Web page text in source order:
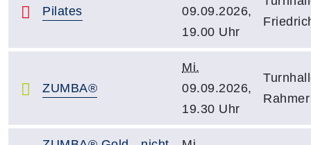
Pilates
09.09.2026,
19.00 Uhr
ZUMBA®
Mi.
09.09.2026,
19.30 Uhr